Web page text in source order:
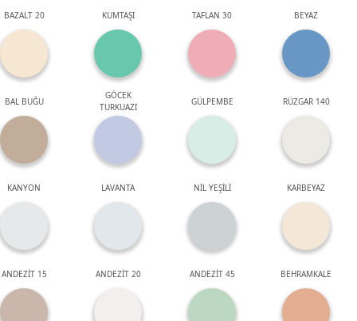
BAZALT 20 KUMTAŞI TAFLAN 30 BEYAZ
BAL BUĞU
GÖCEK
TURKUAZI
GÜLPEMBE RÜZGAR 140
KANYON LAVANTA NİL YEŞİLİ KARBEYAZ
ANDEZİT 15 ANDEZİT 20 ANDEZİT 45 BEHRAMKALE